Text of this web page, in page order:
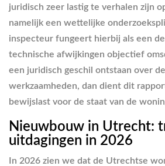
juridisch zeer lastig te verhalen zijn
namelijk een wettelijke
inspecteur fungeert hierbij als een
technische afwijkingen objectief
een juridisch geschil ontstaan over
werkzaamheden, dan dient dit
bewijslast voor de staat van de
Nieuwbouw in Utrecht:
uitdagingen in 2026
In 2026 zien we dat de Utrechtse